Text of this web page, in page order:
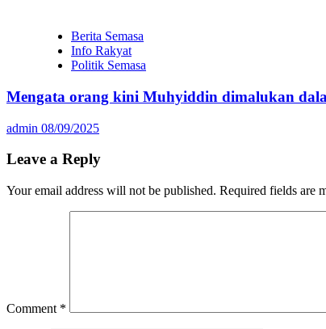
Berita Semasa
Info Rakyat
Politik Semasa
Mengata orang kini Muhyiddin dimalukan
admin 08/09/2025
Leave a Reply
Your email address will not be published. Required fields are
Comment *